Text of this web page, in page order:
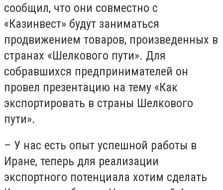
сообщил, что они совместно с
«Казинвест» будут заниматься
продвижением товаров, произведенных в
странах «Шелкового пути». Для
собравшихся предпринимателей он
провел презентацию на тему «Как
экспортировать в страны Шелкового
пути».
– У нас есть опыт успешной работы в
Иране, теперь для реализации
экспортного потенциала хотим сделать